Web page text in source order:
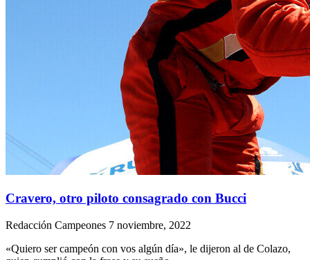
Cravero, otro piloto consagrado con Bucci
Redacción Campeones 7 noviembre, 2022
«Quiero ser campeón con vos algún día», le dijeron al de Colazo,